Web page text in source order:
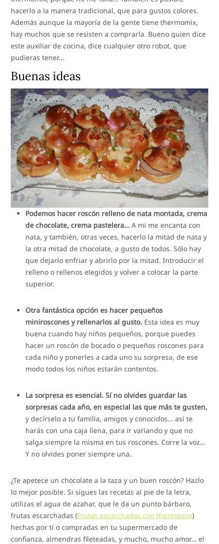
hacerlo a la manera tradicional, que para gustos colores.
Además aunque la mayoría de la gente tiene thermomix,
hay muchos que se resisten a comprarla. Bueno quien dice
este auxiliar de cocina, dice cualquier otro robot, que
pudieras tener…
Buenas ideas
Podemos hacer roscón relleno de nata montada, crema
de chocolate, crema pastelera… A mi me encanta con
nata, y también, otras veces, hacerlo la mitad de nata y
la otra mitad de chocolate, a gusto de todos. Sólo hay
que dejarlo enfriar y abrirlo por la mitad. Introducir el
relleno o rellenos elegidos y volver a colocar la parte
superior.
Otra fantástica opción es hacer pequeños
miniroscones y rellenarlos al gusto. Esta idea es muy
buena cuando hay niños pequeños, porque puedes
hacer un roscón de bocado o pequeños roscones para
cada niño y ponerles a cada uno su sorpresa, de ese
modo todos los niños estarán contentos.
La sorpresa es esencial. Sí no olvides guardar las
sorpresas cada año, en especial las que más te gusten,
y decírselo a tu familia, amigos y conocidos… así te
harás con una caja llena, para ir variando y que no
salga siempre la misma en tus roscones. Corre la voz…
Y no olvides poner siempre una.
¿Te apetece un chocolate a la taza y un buen roscón? Hazlo
lo mejor posible. Si sigues las recetas al pie de la letra,
utilizas el agua de azahar, que le da un punto bárbaro,
frutas escarchadas (Frutas escarchadas con thermomix)
hechas por tí o compradas en tu supermercado de
confianza, almendras fileteadas, y mucho, mucho amor… el